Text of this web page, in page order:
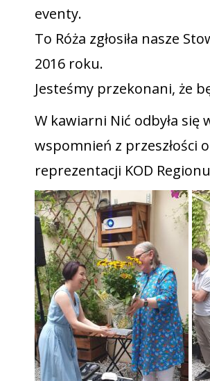
eventy.
To Róża zgłosiła nasze
2016 roku.
Jesteśmy przekonani, że
W kawiarni Nić odbyła
wspomnień z przeszłości
reprezentacji KOD